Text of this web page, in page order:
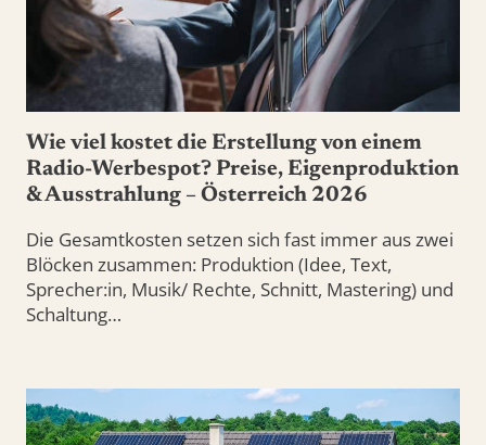
Wie viel kostet die Erstellung von einem
Radio-Werbespot? Preise, Eigenproduktion
& Ausstrahlung – Österreich 2026
Die Gesamtkosten setzen sich fast immer aus zwei
Blöcken zusammen: Produktion (Idee, Text,
Sprecher:in, Musik/ Rechte, Schnitt, Mastering) und
Schaltung…